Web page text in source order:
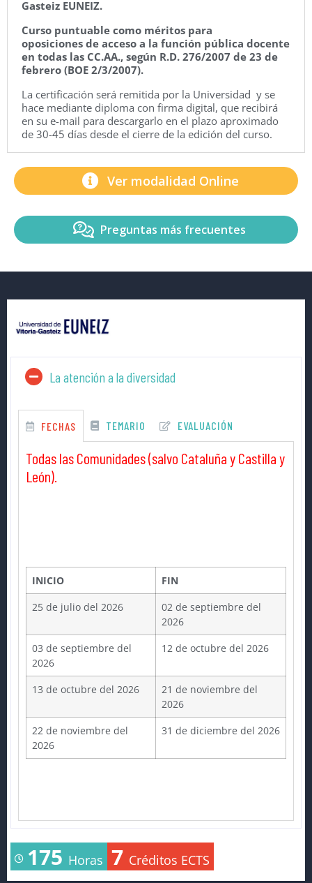
Gasteiz EUNEIZ.
Curso puntuable como méritos para
oposiciones de acceso a la función pública docente
en todas las CC.AA., según R.D. 276/2007 de 23 de
febrero (BOE 2/3/2007).
La certificación será remitida por la Universidad y se
hace mediante diploma con firma digital, que recibirá
en su e-mail para descargarlo en el plazo aproximado
de 30-45 días desde el cierre de la edición del curso.
Ver modalidad Online
Preguntas más frecuentes
La atención a la diversidad
FECHAS TEMARIO EVALUACIÓN
Todas las Comunidades (salvo Cataluña y Castilla y
León).
INICIO
FIN
25 de julio del 2026
02 de septiembre del
2026
03 de septiembre del
2026
12 de octubre del 2026
13 de octubre del 2026
21 de noviembre del
2026
22 de noviembre del
2026
31 de diciembre del 2026
175 Horas 7 Créditos ECTS